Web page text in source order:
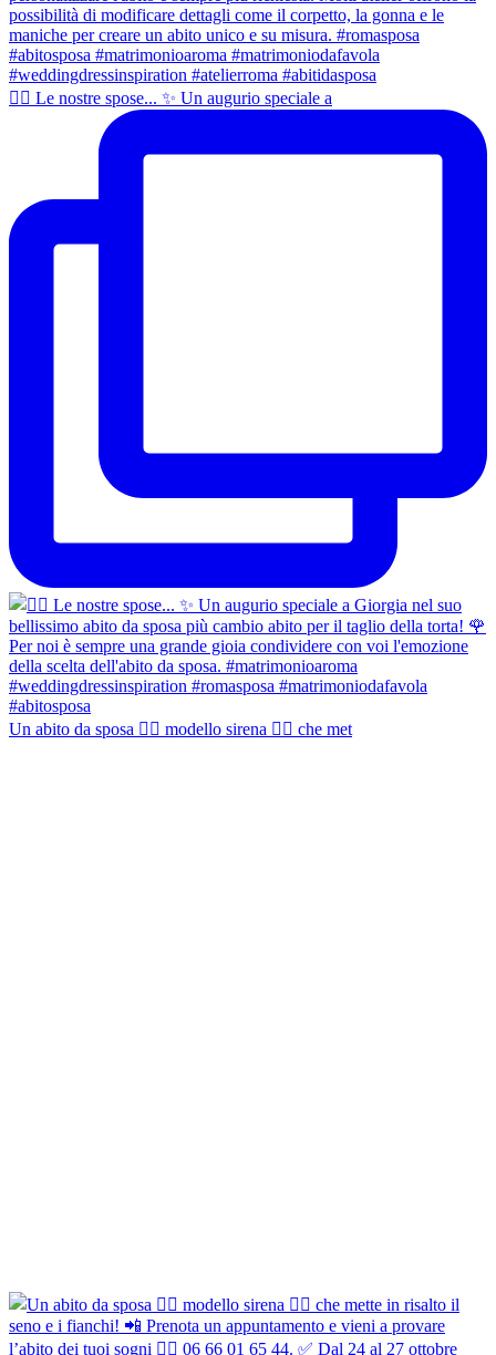
👰‍♀️ Le nostre spose... ✨️ Un augurio speciale a
Un abito da sposa 👰‍♀️ modello sirena 🧜‍♀️ che met